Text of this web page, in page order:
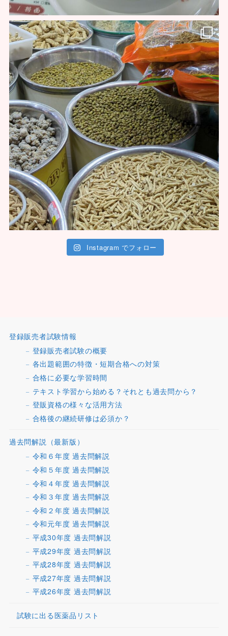
Instagram でフォロー
登録販売者試験情報
登録販売者試験の概要
各出題範囲の特徴・短期合格への対策
合格に必要な学習時間
テキスト学習から始める？それとも過去問から？
登販資格の様々な活用方法
合格後の継続研修は必須か？
過去問解説（最新版）
令和６年度 過去問解説
令和５年度 過去問解説
令和４年度 過去問解説
令和３年度 過去問解説
令和２年度 過去問解説
令和元年度 過去問解説
平成30年度 過去問解説
平成29年度 過去問解説
平成28年度 過去問解説
平成27年度 過去問解説
平成26年度 過去問解説
試験に出る医薬品リスト